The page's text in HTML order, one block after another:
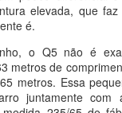
elevada, que
é.
o Q5 não é
metros de
metros. Essa
juntamente